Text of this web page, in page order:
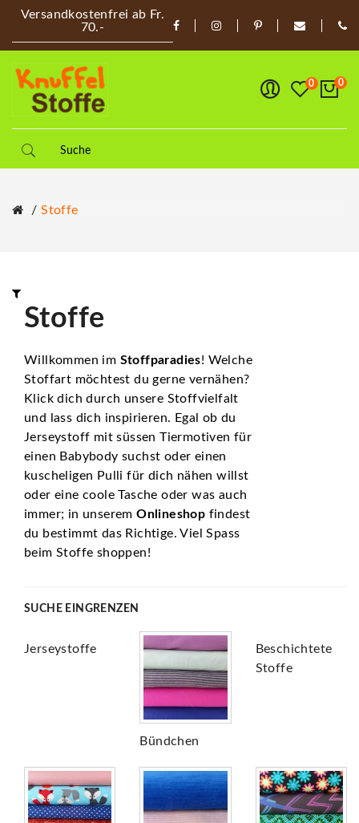
Versandkostenfrei ab Fr.
70.-
0 0
Stoffe
Stoffe
Willkommen im Stoffparadies! Welche
Stoffart möchtest du gerne vernähen?
Klick dich durch unsere Stoffvielfalt
und lass dich inspirieren. Egal ob du
Jerseystoff mit süssen Tiermotiven für
einen Babybody suchst oder einen
kuscheligen Pulli für dich nähen willst
oder eine coole Tasche oder was auch
immer; in unseremOnlineshop findest
du bestimmt das Richtige. Viel Spass
beim Stoffe shoppen!
SUCHE EINGRENZEN
Jerseystoffe
Bündchen
Beschichtete
Stoffe